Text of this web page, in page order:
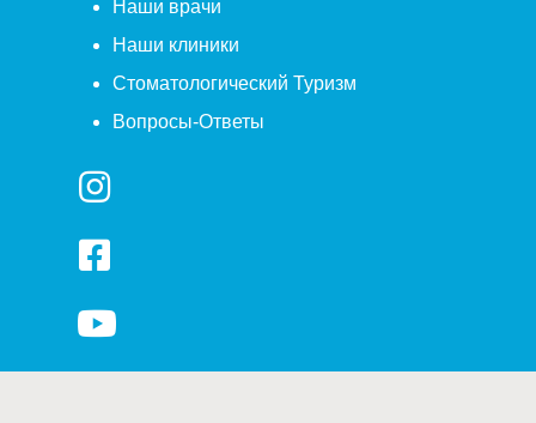
Наши врачи
Наши клиники
Стоматологический Туризм
Вопросы-Ответы